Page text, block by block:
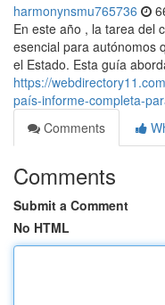
harmonynsmu765736
En este año , la tarea del
esencial para autónomos
el Estado. Esta guía
https://
país-informe-completa-
Comments
Comments
Submit a Comment
No HTML